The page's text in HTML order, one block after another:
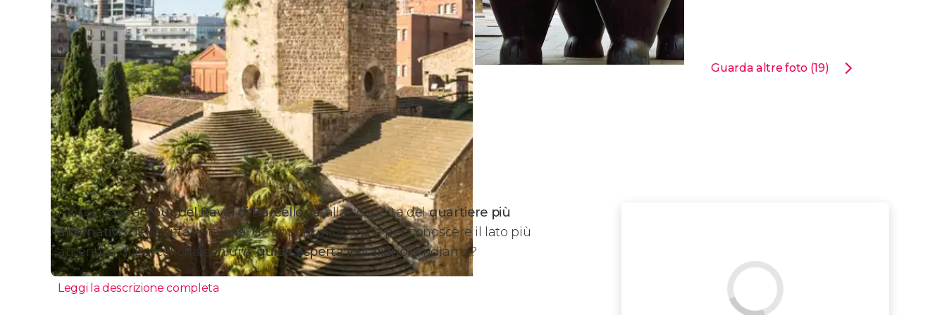
Guarda altre foto (19)
Partecipate altour del Raval di Barcellona, alla scoperta delquartiere più
alternativodella città catalana. Un'opportunità unica per conoscere il lato più
autentico di Barcellona con unaguida esperta in italiano! Andiamo?
Leggi la descrizione completa